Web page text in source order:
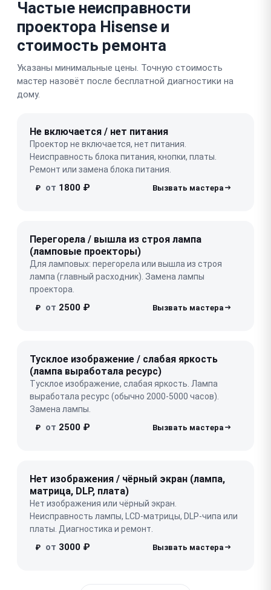
Частые неисправности
проектора Hisense и
стоимость ремонта
Указаны минимальные цены. Точную стоимость
мастер назовёт после бесплатной диагностики на
дому.
Не включается / нет питания
Проектор не включается, нет питания.
Неисправность блока питания, кнопки, платы.
Ремонт или замена блока питания.
₽ от 1800 ₽
Перегорела / вышла из строя лампа
(ламповые проекторы)
Для ламповых: перегорела или вышла из строя
лампа (главный расходник). Замена лампы
проектора.
₽ от 2500 ₽
Тусклое изображение / слабая яркость
(лампа выработала ресурс)
Тусклое изображение, слабая яркость. Лампа
выработала ресурс (обычно 2000-5000 часов).
Замена лампы.
₽ от 2500 ₽
Нет изображения / чёрный экран (лампа,
матрица, DLP, плата)
Нет изображения или чёрный экран.
Неисправность лампы, LCD-матрицы, DLP-чипа или
платы. Диагностика и ремонт.
₽ от 3000 ₽